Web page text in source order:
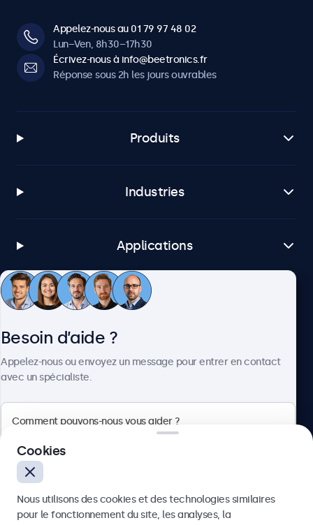
Appelez-nous au 01 79 97 48 02
Lun–Ven, 8h30–17h30
Écrivez-nous à info@beetronics.fr
Réponse sous 2h les jours ouvrables
Produits
Industries
Applications
Service client
4.8/5 noté par 5000+ entreprises
Besoin d’aide ?
Appelez-nous ou envoyez un message pour entrer en contact
avec un spécialiste.
Cookies
Nous utilisons des cookies et des technologies similaires
pour le fonctionnement du site, les analyses, la